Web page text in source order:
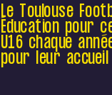
Le Toulouse
Éducation pour
U16 chaque
pour leur